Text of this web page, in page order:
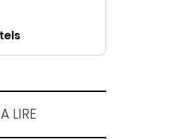
LIRE